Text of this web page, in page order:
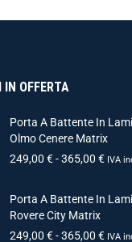
OFFERTA
Porta A Battente In
Olmo Cenere Matrix
249,00 € - 365,00 € IVA
Porta A Battente In
Rovere City Matrix
249,00 € - 365,00 € IVA